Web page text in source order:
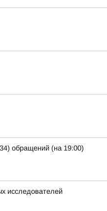
обращений (на 19:00)
исследователей